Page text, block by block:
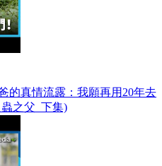
的真情流露：我願再用20年去
之父_下集)